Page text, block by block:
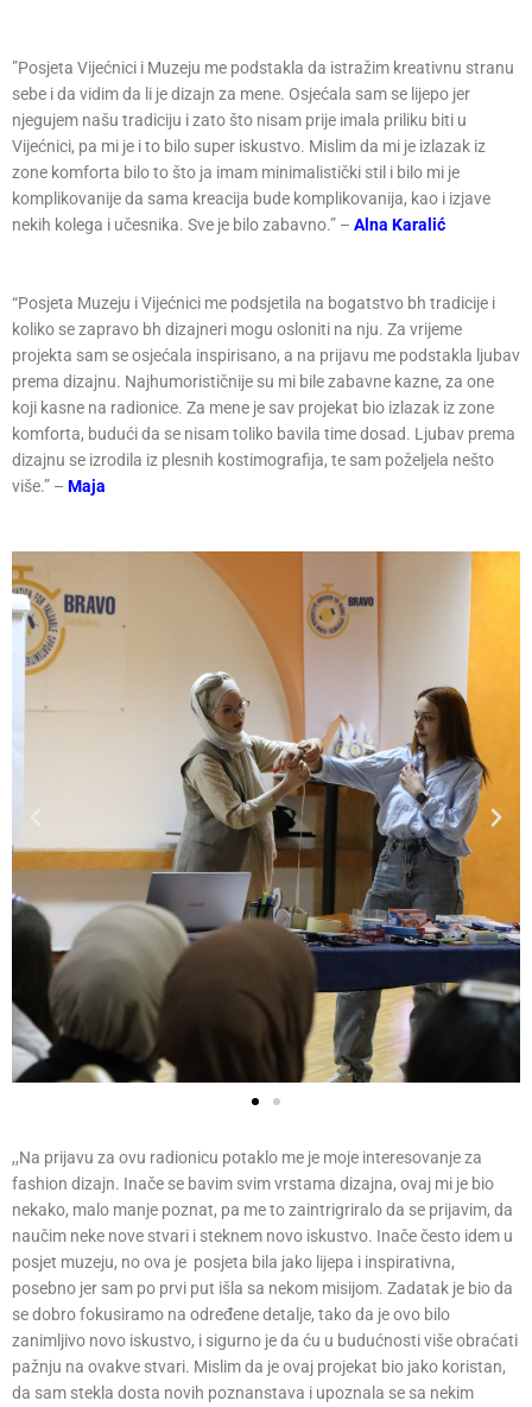
”Posjeta Vijećnici i Muzeju me podstakla da istražim kreativnu stranu
sebe i da vidim da li je dizajn za mene. Osjećala sam se lijepo jer
njegujem našu tradiciju i zato što nisam prije imala priliku biti u
Vijećnici, pa mi je i to bilo super iskustvo. Mislim da mi je izlazak iz
zone komforta bilo to što ja imam minimalistički stil i bilo mi je
komplikovanije da sama kreacija bude komplikovanija, kao i izjave
nekih kolega i učesnika. Sve je bilo zabavno.” – Alna Karalić
“Posjeta Muzeju i Vijećnici me podsjetila na bogatstvo bh tradicije i
koliko se zapravo bh dizajneri mogu osloniti na nju. Za vrijeme
projekta sam se osjećala inspirisano, a na prijavu me podstakla ljubav
prema dizajnu. Najhumorističnije su mi bile zabavne kazne, za one
koji kasne na radionice. Za mene je sav projekat bio izlazak iz zone
komforta, budući da se nisam toliko bavila time dosad. Ljubav prema
dizajnu se izrodila iz plesnih kostimografija, te sam poželjela nešto
više.” – Maja
,,Na prijavu za ovu radionicu potaklo me je moje interesovanje za
fashion dizajn. Inače se bavim svim vrstama dizajna, ovaj mi je bio
nekako, malo manje poznat, pa me to zaintrigriralo da se prijavim, da
naučim neke nove stvari i steknem novo iskustvo. Inače često idem u
posjet muzeju, no ova je posjeta bila jako lijepa i inspirativna,
posebno jer sam po prvi put išla sa nekom misijom. Zadatak je bio da
se dobro fokusiramo na određene detalje, tako da je ovo bilo
zanimljivo novo iskustvo, i sigurno je da ću u budućnosti više obraćati
pažnju na ovakve stvari. Mislim da je ovaj projekat bio jako koristan,
da sam stekla dosta novih poznanstava i upoznala se sa nekim